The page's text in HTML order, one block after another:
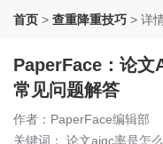
首页 > 查重降重技巧 > 详
PaperFace：论文
常见问题解答
作者：PaperFace编辑部
关键词： 论文aigc率是怎